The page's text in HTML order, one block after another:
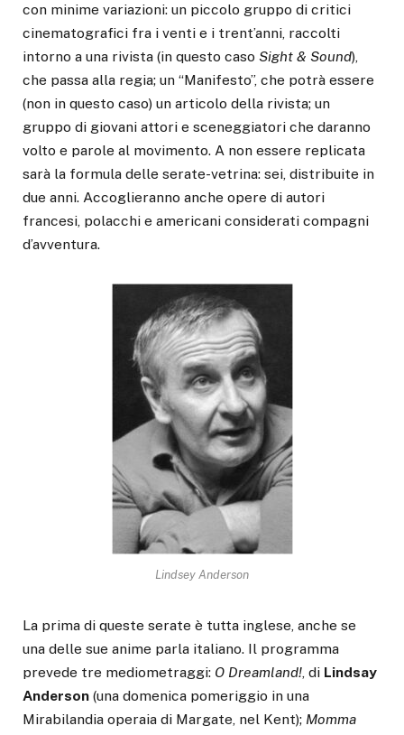
con minime variazioni: un piccolo gruppo di critici
cinematografici fra i venti e i trent’anni, raccolti
intorno a una rivista (in questo caso Sight & Sound),
che passa alla regia; un “Manifesto”, che potrà essere
(non in questo caso) un articolo della rivista; un
gruppo di giovani attori e sceneggiatori che daranno
volto e parole al movimento. A non essere replicata
sarà la formula delle serate-vetrina: sei, distribuite in
due anni. Accoglieranno anche opere di autori
francesi, polacchi e americani considerati compagni
d’avventura.
Lindsey Anderson
La prima di queste serate è tutta inglese, anche se
una delle sue anime parla italiano. Il programma
prevede tre mediometraggi: O Dreamland! , di Lindsay
Anderson (una domenica pomeriggio in una
Mirabilandia operaia di Margate, nel Kent); Momma